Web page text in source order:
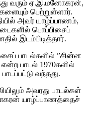
வரும் ஏ.இ.மனோகரன்,
பெற்றுள்ளார்.
அவர் யாழ்ப்பாணம்,
பொப்பிசைப்
இடம்பிடித்தார்.
பாடல்களில் ”சின்ன
பாடல் 1970களில்
வந்தது.
அவரது பாடல்கள்
யாழ்ப்பாணத்தைச்